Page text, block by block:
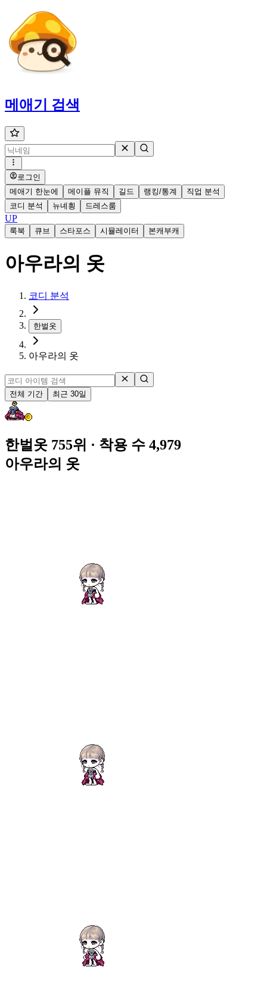
메애기 검색
로그인
메애기 한눈에
메이플 뮤직 길드 랭킹/통계
직업 분석
코디 분석
뉴녜힁 드레스룸
UP
룩북 큐브 스타포스 시뮬레이터 본캐부캐
아우라의 옷
코디 분석
한벌옷
아우라의 옷
전체 기간 최근 30일
한벌옷 755위 · 착용 수 4,979
아우라의 옷